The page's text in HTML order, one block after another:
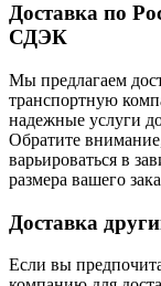
Доставка по
СДЭК
Мы предлагаем
транспортную
надежные услуги
Обратите
варьироваться в
размера вашего
Доставка
Если вы